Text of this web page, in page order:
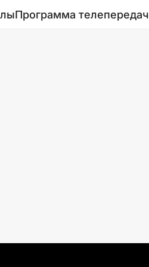
Программа телепередач